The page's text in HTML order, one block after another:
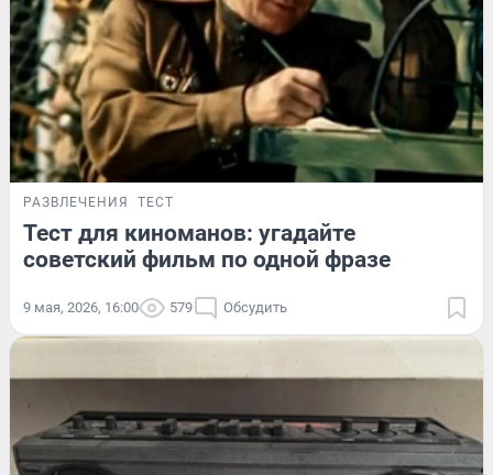
РАЗВЛЕЧЕНИЯ ТЕСТ
Тест для киноманов: угадайте
советский фильм по одной фразе
9 мая, 2026, 16:00 579 Обсудить